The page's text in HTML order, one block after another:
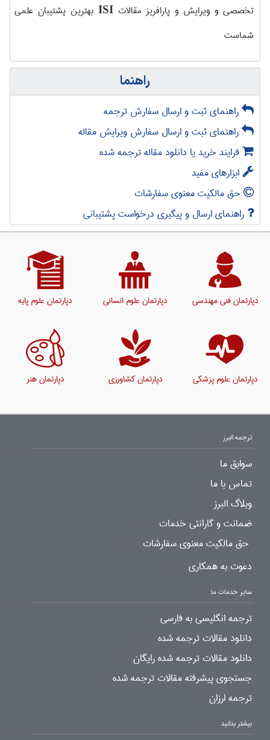
تخصصی و ویرایش و پارافریز مقالاتISI بهترین پشتیبان علمی
شماست
راهنما
راهنمای ثبت و ارسال سفارش ترجمه
راهنمای ثبت و ارسال سفارش ویرایش مقاله
فرایند خرید یا دانلود مقاله ترجمه شده
ابزارهای مفید
حق مالکیت معنوی سفارشات
راهنمای ارسال و پیگیری درخواست پشتیبانی
دپارتمان فنی مهندسی دپارتمان علوم انسانی دپارتمان علوم پایه
دپارتمان علوم پزشکی دپارتمان کشاورزی دپارتمان هنر
ترجمه البرز
سوابق ما
تماس با ما
وبلاگ البرز
ضمانت و گارانتی خدمات
حق مالکیت معنوی سفارشات
دعوت به همکاری
سایر خدمات ما
ترجمه انگلیسی به فارسی
دانلود مقالات ترجمه شده
دانلود مقالات ترجمه شده رایگان
جستجوی پیشرفته مقالات ترجمه شده
ترجمه ارزان
بیشتر بدانید